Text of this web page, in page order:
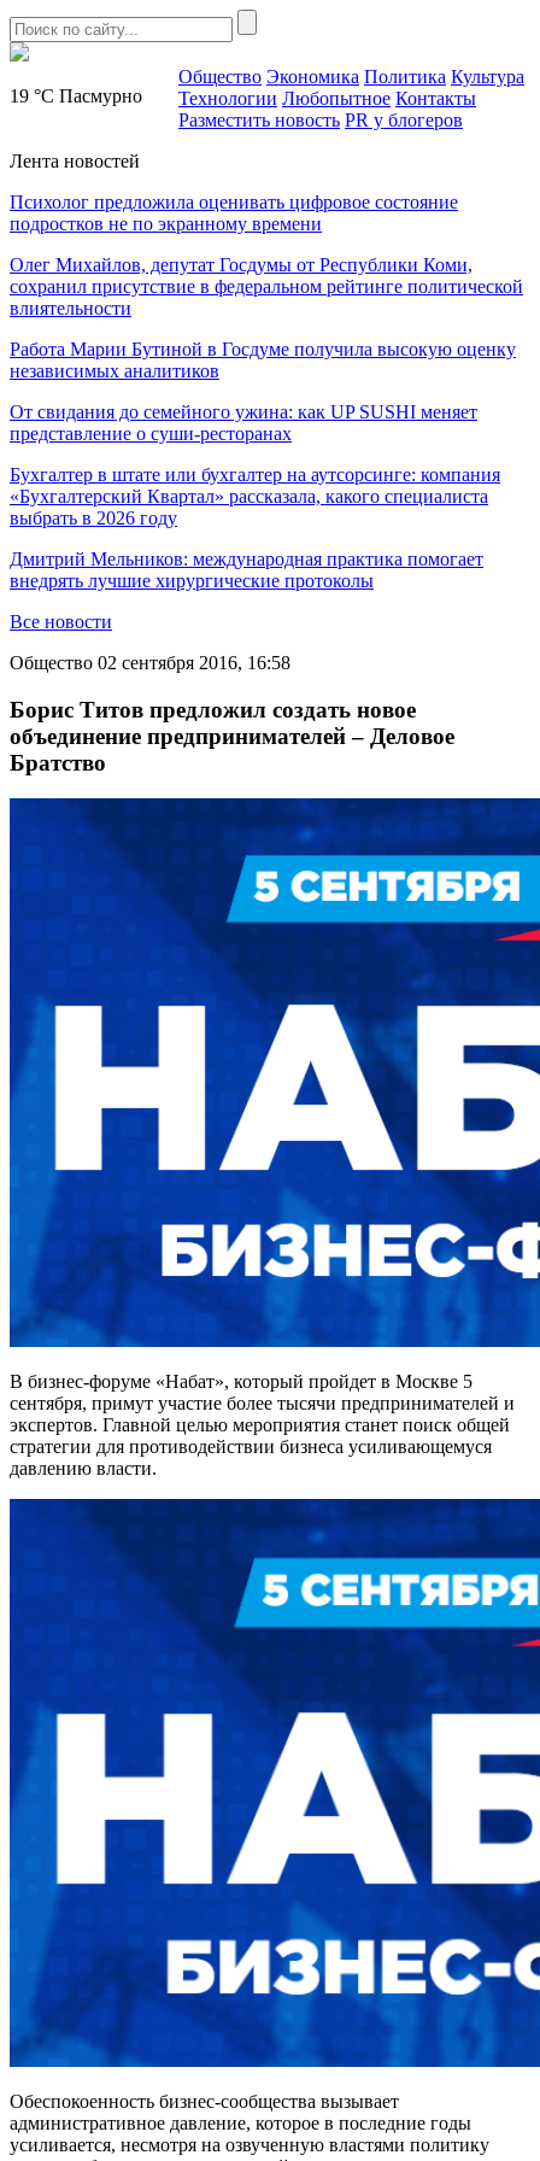
19 °C Пасмурно
Общество Экономика Политика Культура
Технологии Любопытное Контакты
Разместить новость PR у блогеров
Лента новостей
Психолог предложила оценивать цифровое состояние
подростков не по экранному времени
Олег Михайлов, депутат Госдумы от Республики Коми,
сохранил присутствие в федеральном рейтинге политической
влиятельности
Работа Марии Бутиной в Госдуме получила высокую оценку
независимых аналитиков
От свидания до семейного ужина: как UP SUSHI меняет
представление о суши-ресторанах
Бухгалтер в штате или бухгалтер на аутсорсинге: компания
«Бухгалтерский Квартал» рассказала, какого специалиста
выбрать в 2026 году
Дмитрий Мельников: международная практика помогает
внедрять лучшие хирургические протоколы
Все новости
Общество 02 сентября 2016, 16:58
Борис Титов предложил создать новое
объединение предпринимателей – Деловое
Братство
В бизнес-форуме «Набат», который пройдет в Москве 5
сентября, примут участие более тысячи предпринимателей и
экспертов. Главной целью мероприятия станет поиск общей
стратегии для противодействии бизнеса усиливающемуся
давлению власти.
Обеспокоенность бизнес-сообщества вызывает
административное давление, которое в последние годы
усиливается, несмотря на озвученную властями политику